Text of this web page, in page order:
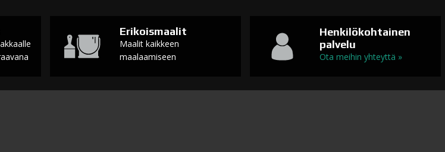
Erikoismaalit
Maalit kaikkeen
maalaamiseen
Henkilökohtainen
palvelu
Ota meihin yhteyttä »